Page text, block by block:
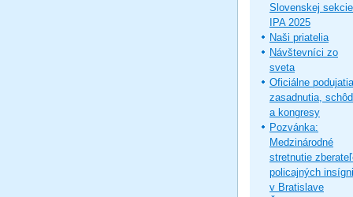
Slovenskej sekcie
IPA 2025
Naši priatelia
Návštevníci zo
sveta
Oficiálne
zasadnutia,
a kongresy
Pozvánka:
Medzinárodné
stretnutie
policajných
v Bratislave